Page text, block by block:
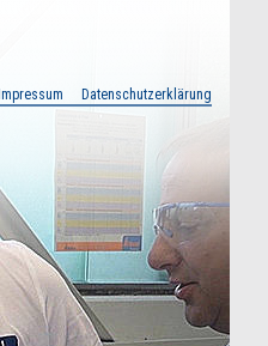
Impressum Datenschutzerklärung